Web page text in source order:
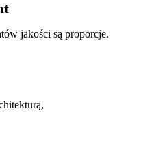
jakości są proporcje.